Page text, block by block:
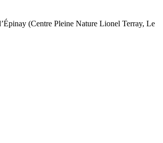
(Centre Pleine Nature Lionel Terray, Le